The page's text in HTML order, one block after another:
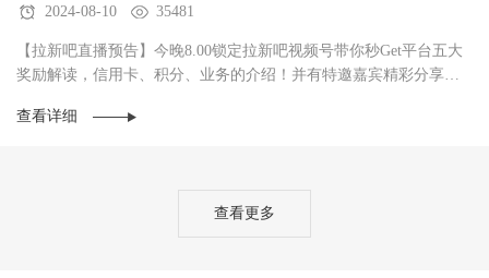
2024-08-10 35481
【拉新吧直播预告】今晚8.00锁定拉新吧视频号带你秒Get平台五大
奖励解读，信用卡、积分、业务的介绍！并有特邀嘉宾精彩分享！
查看详细
查看更多